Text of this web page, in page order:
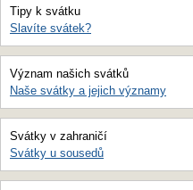
Tipy k svátku
Slavíte svátek?
Význam našich svátků
Naše svátky a jejich významy
Svátky v zahraničí
Svátky u sousedů